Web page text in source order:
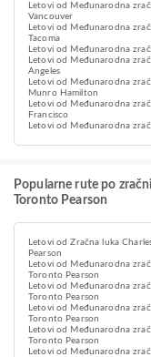
Letovi od Međunarodna
Vancouver
Letovi od Međunarodna
Tacoma
Letovi od Međunarodna
Letovi od Međunarodna
Angeles
Letovi od Međunarodna
Munro Hamilton
Letovi od Međunarodna
Francisco
Letovi od Međunarodna
Popularne rute po
Toronto Pearson
Letovi od Zračna luka
Pearson
Letovi od Međunarodna
Toronto Pearson
Letovi od Međunarodna
Toronto Pearson
Letovi od Međunarodna
Toronto Pearson
Letovi od Međunarodna
Toronto Pearson
Letovi od Međunarodna